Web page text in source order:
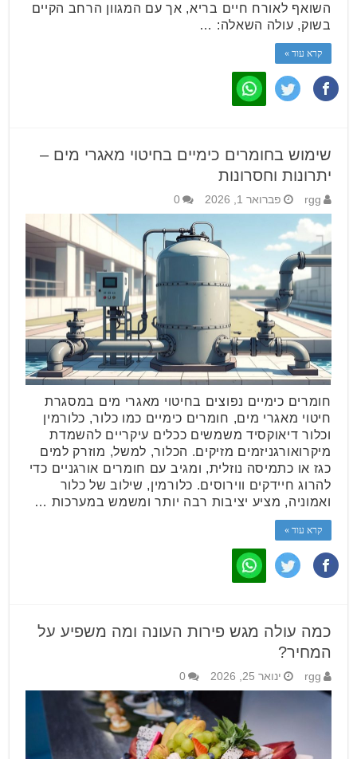
השואף לאורח חיים בריא, אך עם המגוון הרחב הקיים
בשוק, עולה השאלה: …
קרא עוד »
שימוש בחומרים כימיים בחיטוי מאגרי מים –
יתרונות וחסרונות
rgg פברואר 1, 2026 0
חומרים כימיים נפוצים בחיטוי מאגרי מים במסגרת
חיטוי מאגרי מים, חומרים כימיים כמו כלור, כלורמין
וכלור דיאוקסיד משמשים ככלים עיקריים להשמדת
מיקרואורגניזמים מזיקים. הכלור, למשל, מוזרק למים
כגז או כתמיסה נוזלית, ומגיב עם חומרים אורגניים כדי
להרוג חיידקים ווירוסים. כלורמין, שילוב של כלור
ואמוניה, מציע יציבות רבה יותר ומשמש במערכות …
קרא עוד »
כמה עולה מגש פירות העונה ומה משפיע על
המחיר?
rgg ינואר 25, 2026 0